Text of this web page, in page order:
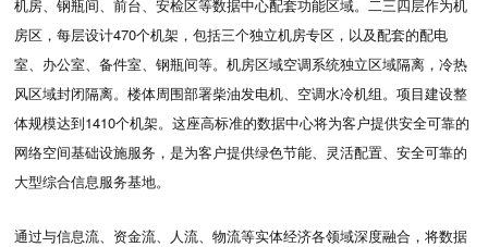
机房、钢瓶间、前台、安检区等数据中心配套功能区域。二三四层作为机
房区，每层设计470个机架，包括三个独立机房专区，以及配套的配电
室、办公室、备件室、钢瓶间等。机房区域空调系统独立区域隔离，冷热
风区域封闭隔离。楼体周围部署柴油发电机、空调水冷机组。项目建设整
体规模达到1410个机架。这座高标准的数据中心将为客户提供安全可靠的
网络空间基础设施服务，是为客户提供绿色节能、灵活配置、安全可靠的
大型综合信息服务基地。
通过与信息流、资金流、人流、物流等实体经济各领域深度融合，将数据